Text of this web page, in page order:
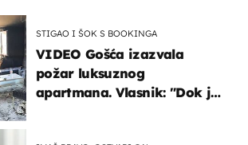
STIGAO I ŠOK S BOOKINGA
VIDEO Gošća izazvala
požar luksuznog
apartmana. Vlasnik: "Dok je